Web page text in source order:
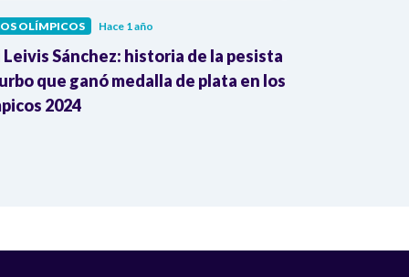
OLÍMPICOS Hace 1 año
Sánchez: historia de la pesista
que ganó medalla de plata en los
2024